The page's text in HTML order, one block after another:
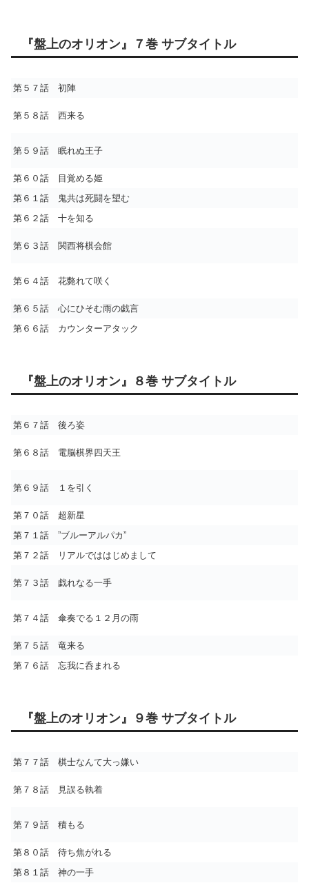
『盤上のオリオン』７巻 サブタイトル
第５７話 初陣
第５８話 西来る
第５９話 眠れぬ王子
第６０話 目覚める姫
第６１話 鬼共は死闘を望む
第６２話 十を知る
第６３話 関西将棋会館
第６４話 花斃れて咲く
第６５話 心にひそむ雨の戯言
第６６話 カウンターアタック
『盤上のオリオン』８巻 サブタイトル
第６７話 後ろ姿
第６８話 電脳棋界四天王
第６９話 １を引く
第７０話 超新星
第７１話 ”ブルーアルパカ”
第７２話 リアルでははじめまして
第７３話 戯れなる一手
第７４話 傘奏でる１２月の雨
第７５話 竜来る
第７６話 忘我に呑まれる
『盤上のオリオン』９巻 サブタイトル
第７７話 棋士なんて大っ嫌い
第７８話 見誤る執着
第７９話 積もる
第８０話 待ち焦がれる
第８１話 神の一手